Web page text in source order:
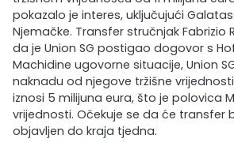
pokazalo je interes, uključujući
Njemačke. Transfer stručnjak Fabrizio
da je Union SG postigao dogovor s
Machidine ugovorne situacije, Union
naknadu od njegove tržišne
iznosi 5 milijuna eura, što je polovica
vrijednosti. Očekuje se da će transfer
objavljen do kraja tjedna.